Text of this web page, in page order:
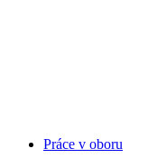
Práce v oboru